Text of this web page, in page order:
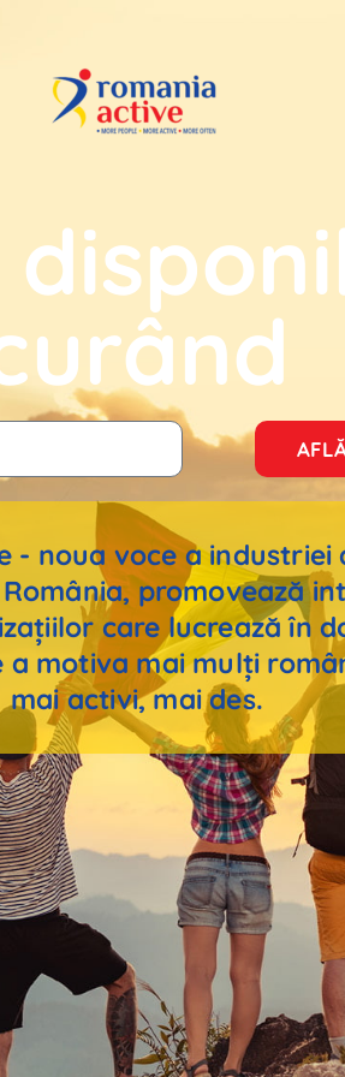
- noua voce a industriei
promovează
care lucrează în
a motiva mai mulți
mai activi, mai des.